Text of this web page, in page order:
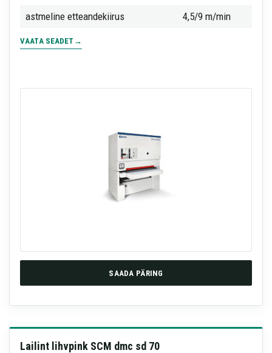
astmeline etteandekiirus
4,5/9 m/min
VAATA SEADET
SAADA PÄRING
Lailint lihvpink SCM dmc sd 70